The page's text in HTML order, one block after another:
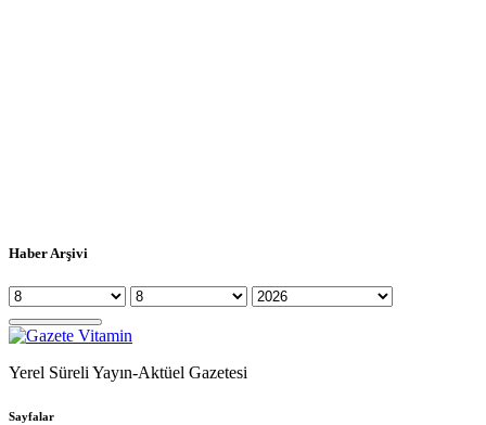
Haber Arşivi
Yerel Süreli Yayın-Aktüel Gazetesi
Sayfalar